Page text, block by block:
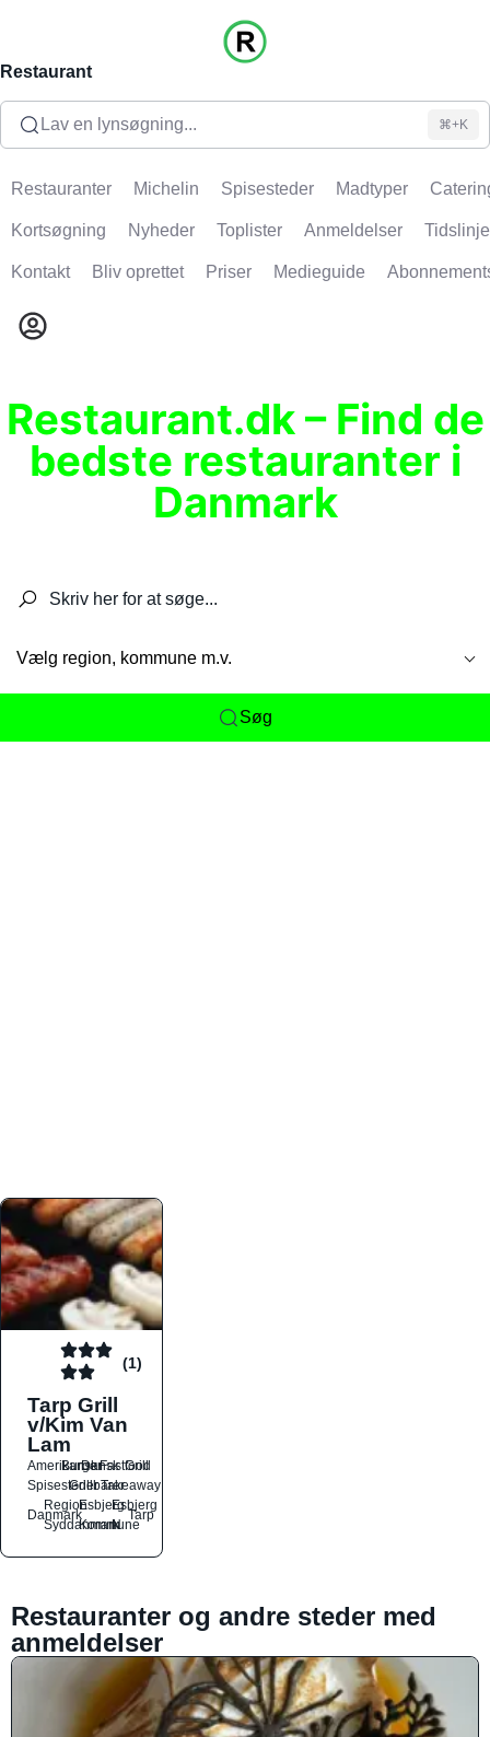
Restaurant
Lav en lynsøgning... ⌘+K
Restauranter Michelin Spisesteder Madtyper
Kortsøgning Nyheder Toplister Anmeldelser Tidslinje
Kontakt Bliv oprettet Priser Medieguide
Restaurant.dk – Find de
bedste restauranter i
Danmark
Vælg region, kommune m.v.
Søg
(1)
Tarp Grill
v/Kim Van
Lam
Amerikansk
BurgerDanskFastfood
Grill
SpisestederGrillbarerTakeaway
Danmark
Region
Syddanmark
Esbjerg
Kommune
Esbjerg
N
Tarp
Restauranter og andre steder med
anmeldelser